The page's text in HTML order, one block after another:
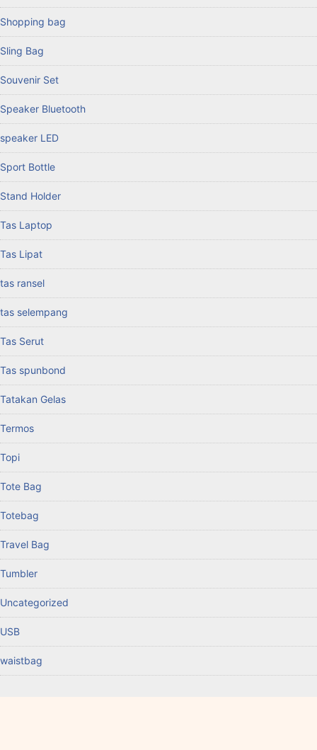
Shopping bag
Sling Bag
Souvenir Set
Speaker Bluetooth
speaker LED
Sport Bottle
Stand Holder
Tas Laptop
Tas Lipat
tas ransel
tas selempang
Tas Serut
Tas spunbond
Tatakan Gelas
Termos
Topi
Tote Bag
Totebag
Travel Bag
Tumbler
Uncategorized
USB
waistbag